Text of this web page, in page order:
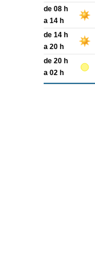
de 08 h
a 14 h
de 14 h
a 20 h
de 20 h
a 02 h